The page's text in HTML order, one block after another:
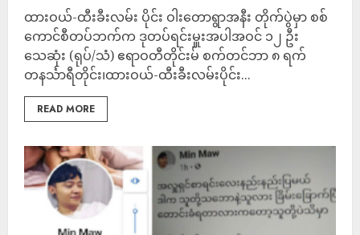
ထားဝယ်-ထီးခီးလမ်း ပိုင်း ဝါးတောရွာအနီး တိုက်ပွဲမှာ စစ်
ကောင်စီတပ်ဘက်က ဒုတပ်ရင်းမှူးအပါအဝင် ၁၂ ဦး
သေဆုံး (ရုပ်/သံ) ဧရာဝတီတိုင်းမ် စက်တင်ဘာ ၈ ရက်
တနင်္သာရီတိုင်း၊ထားဝယ်-ထီးခီးလမ်းပိုင်း...
READ MORE